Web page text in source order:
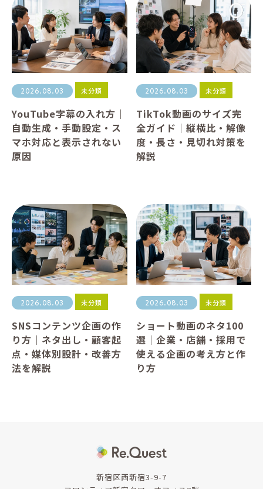
2026.08.03 未分類
YouTube字幕の入れ方｜
自動生成・手動設定・ス
マホ対応と表示されない
原因
2026.08.03 未分類
TikTok動画のサイズ完
全ガイド｜縦横比・解像
度・長さ・見切れ対策を
解説
2026.08.03 未分類
SNSコンテンツ企画の作
り方｜ネタ出し・顧客起
点・媒体別設計・改善方
法を解説
2026.08.03 未分類
ショート動画のネタ100
選｜企業・店舗・採用で
使える企画の考え方と作
り方
新宿区西新宿3-9-7